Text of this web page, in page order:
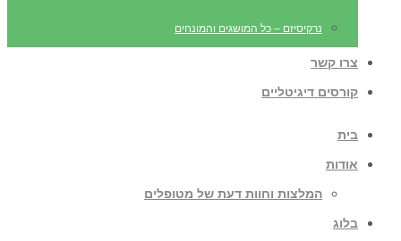
נרקיסיזם – כל המושגים והמונחים
צרו קשר
קורסים דיגיטליים
בית
אודות
המלצות וחוות דעת של מטופלים
בלוג